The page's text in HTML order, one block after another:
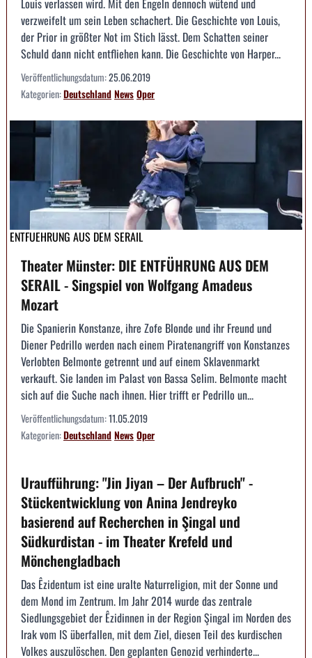
Louis verlassen wird. Mit den Engeln dennoch wütend und
verzweifelt um sein Leben schachert. Die Geschichte von Louis,
der Prior in größter Not im Stich lässt. Dem Schatten seiner
Schuld dann nicht entfliehen kann. Die Geschichte von Harper...
Veröffentlichungsdatum:25.06.2019
Kategorien:DeutschlandNewsOper
ENTFUEHRUNG AUS DEM SERAIL
Theater Münster: DIE ENTFÜHRUNG AUS DEM
SERAIL - Singspiel von Wolfgang Amadeus
Mozart
Die Spanierin Konstanze, ihre Zofe Blonde und ihr Freund und
Diener Pedrillo werden nach einem Piratenangriff von Konstanzes
Verlobten Belmonte getrennt und auf einem Sklavenmarkt
verkauft. Sie landen im Palast von Bassa Selim. Belmonte macht
sich auf die Suche nach ihnen. Hier trifft er Pedrillo un...
Veröffentlichungsdatum:11.05.2019
Kategorien:DeutschlandNewsOper
Uraufführung: "Jin Jiyan – Der Aufbruch" -
Stückentwicklung von Anina Jendreyko
basierend auf Recherchen in Şingal und
Südkurdistan - im Theater Krefeld und
Mönchengladbach
Das Êzidentum ist eine uralte Naturreligion, mit der Sonne und
dem Mond im Zentrum. Im Jahr 2014 wurde das zentrale
Siedlungsgebiet der Êzidinnen in der Region Şingal im Norden des
Irak vom IS überfallen, mit dem Ziel, diesen Teil des kurdischen
Volkes auszulöschen. Den geplanten Genozid verhinderte...